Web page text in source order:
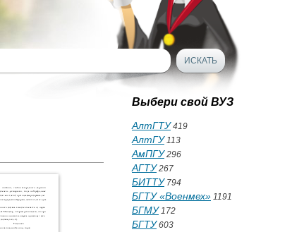
Выбери свой ВУЗ
АлтГТУ419
АлтГУ113
АмПГУ296
АГТУ267
БИТТУ794
БГТУ «Военмех» 1191
БГМУ172
БГТУ603